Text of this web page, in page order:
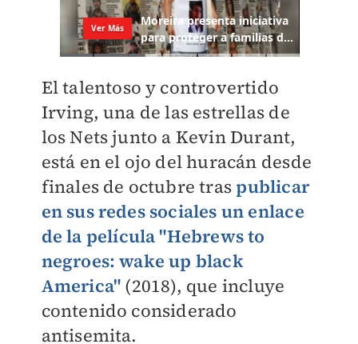
El talentoso y controvertido
Irving, una de las estrellas de
los Nets junto a Kevin Durant,
está en el ojo del huracán desde
finales de octubre traspublicar
en sus redes sociales un enlace
de la película "Hebrews to
negroes: wake up black
America" (2018), que incluye
contenido considerado
antisemita.